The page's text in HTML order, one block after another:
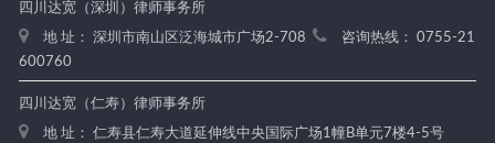
四川达宽（深圳）律师事务所
地 址： 深圳市南山区泛海城市广场2-708
咨询热线： 0755-21
600760
四川达宽（仁寿）律师事务所
地 址： 仁寿县仁寿大道延伸线中央国际广场1幢B单元7楼4-5号